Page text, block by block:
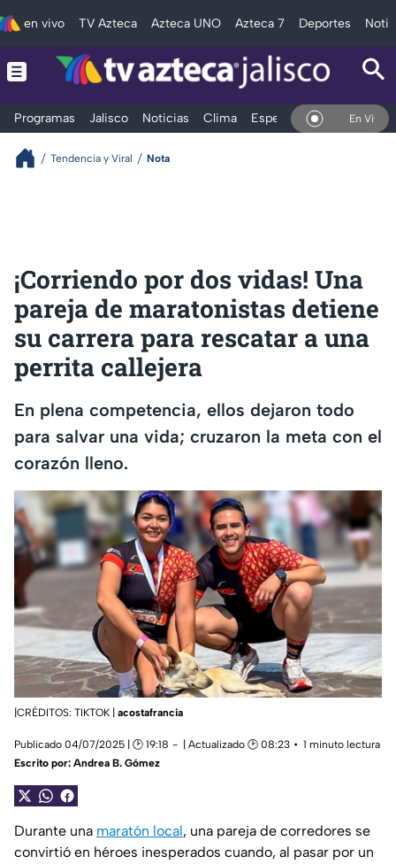
en vivo TV Azteca Azteca UNO Azteca 7 Deportes
Programas Jalisco Noticias Clima Espectáculos Deportes
En Vivo
Tendencia y Viral Nota
¡Corriendo por dos vidas! Una
pareja de maratonistas detiene
su carrera para rescatar a una
perrita callejera
En plena competencia, ellos dejaron todo
para salvar una vida; cruzaron la meta con el
corazón lleno.
|CRÉDITOS: TIKTOK | acostafrancia
Publicado 04/07/2025 | 🕑 19:18 | Actualizado 🕑 08:23
1 minuto lectura
Escrito por: Andrea B. Gómez
Durante una maratón local, una pareja de corredores se
convirtió en héroes inesperados cuando, al pasar por un